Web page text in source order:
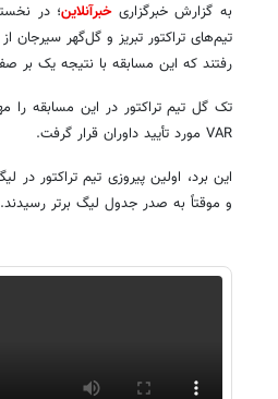
به گزارش خبرگزاریخبرآنلاین؛ در
رفتند که این مسابقه با نتیجه یک بر
VAR مورد تأیید داوران قرار گرفت.
و موقتاً به صدر جدول لیگ برتر رسیدند. تیم گل‌گهر هم با 36